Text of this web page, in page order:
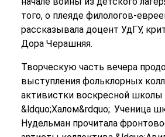
того, о плеяде филологов-
рассказывала доцент УдГУ,
Дора Черашняя.
Творческую часть вечера
выступления фольклорных
активистки воскресной школы
&ldquo;Халом&rdquo;. Ученица
Нудельман прочитала